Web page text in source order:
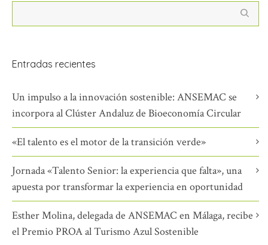
Entradas recientes
Un impulso a la innovación sostenible: ANSEMAC se
incorpora al Clúster Andaluz de Bioeconomía Circular
«El talento es el motor de la transición verde»
Jornada «Talento Senior: la experiencia que falta», una
apuesta por transformar la experiencia en oportunidad
Esther Molina, delegada de ANSEMAC en Málaga, recibe
el Premio PROA al Turismo Azul Sostenible